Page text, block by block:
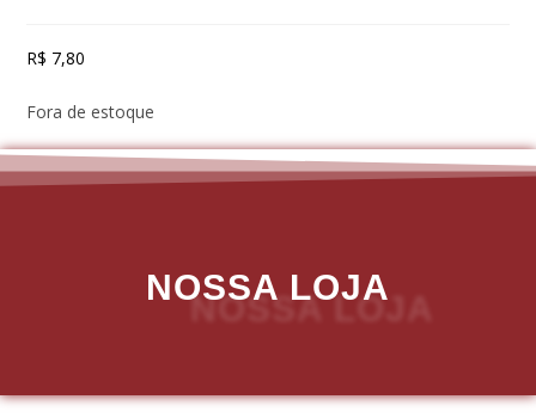
R$ 7,80
Fora de estoque
NOSSA LOJA